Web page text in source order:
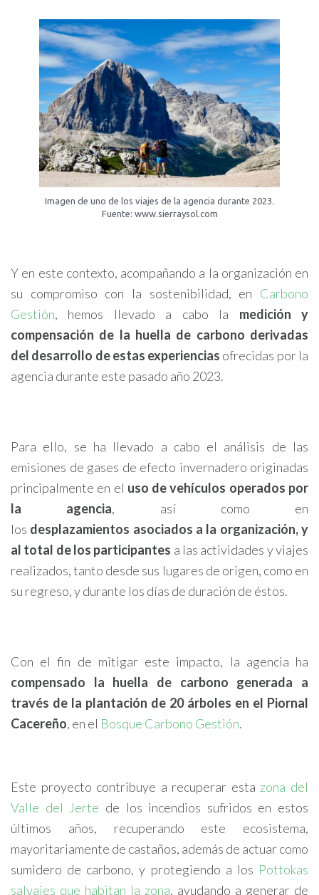
Imagen de uno de los viajes de la agencia durante 2023.
Fuente: www.sierraysol.com
Y en este contexto, acompañando a la organización en
su compromiso con la sostenibilidad, en Carbono
Gestión, hemos llevado a cabo la medición y
compensación de la huella de carbono derivadas
del desarrollo de estas experiencias ofrecidas por la
agencia durante este pasado año 2023.
Para ello, se ha llevado a cabo el análisis de las
emisiones de gases de efecto invernadero originadas
principalmente en el uso de vehículos operados por
la agencia, así como en
los desplazamientos asociados a la organización, y
al total de los participantes a las actividades y viajes
realizados, tanto desde sus lugares de origen, como en
su regreso, y durante los días de duración de éstos.
Con el fin de mitigar este impacto, la agencia ha
compensado la huella de carbono generada a
través de la plantación de 20 árboles en el Piornal
Cacereño, en el Bosque Carbono Gestión.
Este proyecto contribuye a recuperar esta zona del
Valle del Jerte de los incendios sufridos en estos
últimos años, recuperando este ecosistema,
mayoritariamente de castaños, además de actuar como
sumidero de carbono, y protegiendo a los Pottokas
salvajes que habitan la zona, ayudando a generar de